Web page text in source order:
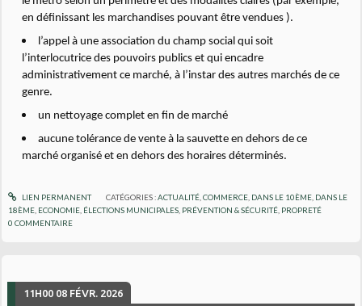
en définissant les marchandises pouvant être vendues ).
l’appel à une association du champ social qui soit
l’interlocutrice des pouvoirs publics et qui encadre
administrativement ce marché, à l’instar des autres marchés de ce
genre.
un nettoyage complet en fin de marché
aucune tolérance de vente à la sauvette en dehors de ce
marché organisé et en dehors des horaires déterminés.
LIEN PERMANENT CATÉGORIES :ACTUALITÉ, COMMERCE, DANS LE 10ÈME, DANS LE
18ÈME ECONOMIE ÉLECTIONS MUNICIPALES PRÉVENTION & SÉCURITÉ PROPRETÉ
0 COMMENTAIRE
11H00 08 FÉVR. 2026